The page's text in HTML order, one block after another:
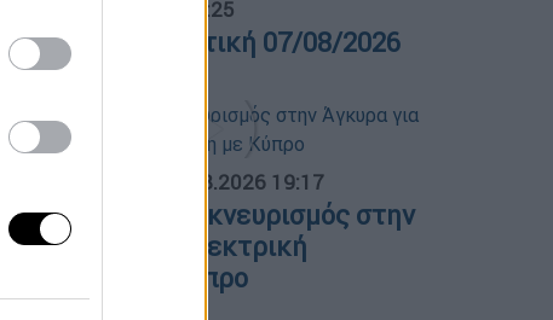
07.08.2026 14:25
Δελτίο στη νοηματική 07/08/2026
07.08.2026 19:17
Ελλάδα - Γαλλία: Εκνευρισμός στην
Άγκυρα για την ηλεκτρική
διασύνδεση με Κύπρο